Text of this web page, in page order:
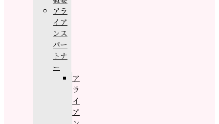
アラ
イア
ンス
パー
トナ
ー
ア
ラ
イ
ア